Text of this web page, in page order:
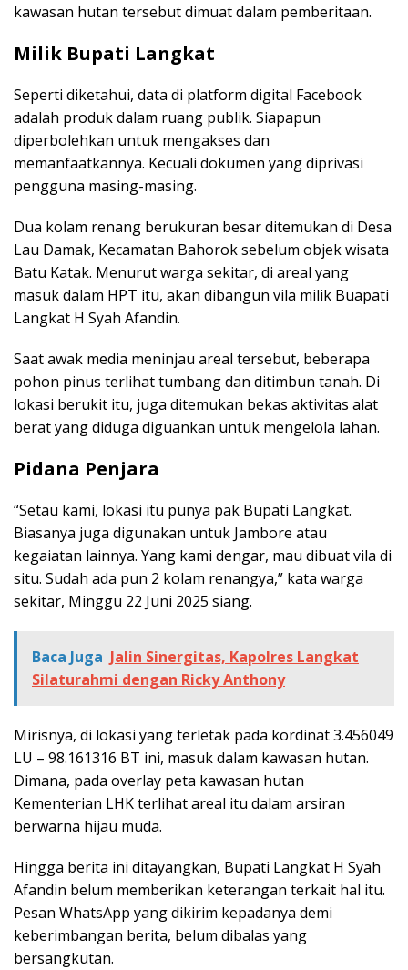
kawasan hutan tersebut dimuat dalam pemberitaan.
Milik Bupati Langkat
Seperti diketahui, data di platform digital Facebook
adalah produk dalam ruang publik. Siapapun
diperbolehkan untuk mengakses dan
memanfaatkannya. Kecuali dokumen yang diprivasi
pengguna masing-masing.
Dua kolam renang berukuran besar ditemukan di Desa
Lau Damak, Kecamatan Bahorok sebelum objek wisata
Batu Katak. Menurut warga sekitar, di areal yang
masuk dalam HPT itu, akan dibangun vila milik Buapati
Langkat H Syah Afandin.
Saat awak media meninjau areal tersebut, beberapa
pohon pinus terlihat tumbang dan ditimbun tanah. Di
lokasi berukit itu, juga ditemukan bekas aktivitas alat
berat yang diduga diguankan untuk mengelola lahan.
Pidana Penjara
“Setau kami, lokasi itu punya pak Bupati Langkat.
Biasanya juga digunakan untuk Jambore atau
kegaiatan lainnya. Yang kami dengar, mau dibuat vila di
situ. Sudah ada pun 2 kolam renangya,” kata warga
sekitar, Minggu 22 Juni 2025 siang.
Baca Juga Jalin Sinergitas, Kapolres Langkat
Silaturahmi dengan Ricky Anthony
Mirisnya, di lokasi yang terletak pada kordinat 3.456049
LU – 98.161316 BT ini, masuk dalam kawasan hutan.
Dimana, pada overlay peta kawasan hutan
Kementerian LHK terlihat areal itu dalam arsiran
berwarna hijau muda.
Hingga berita ini ditayangkan, Bupati Langkat H Syah
Afandin belum memberikan keterangan terkait hal itu.
Pesan WhatsApp yang dikirim kepadanya demi
keberimbangan berita, belum dibalas yang
bersangkutan.